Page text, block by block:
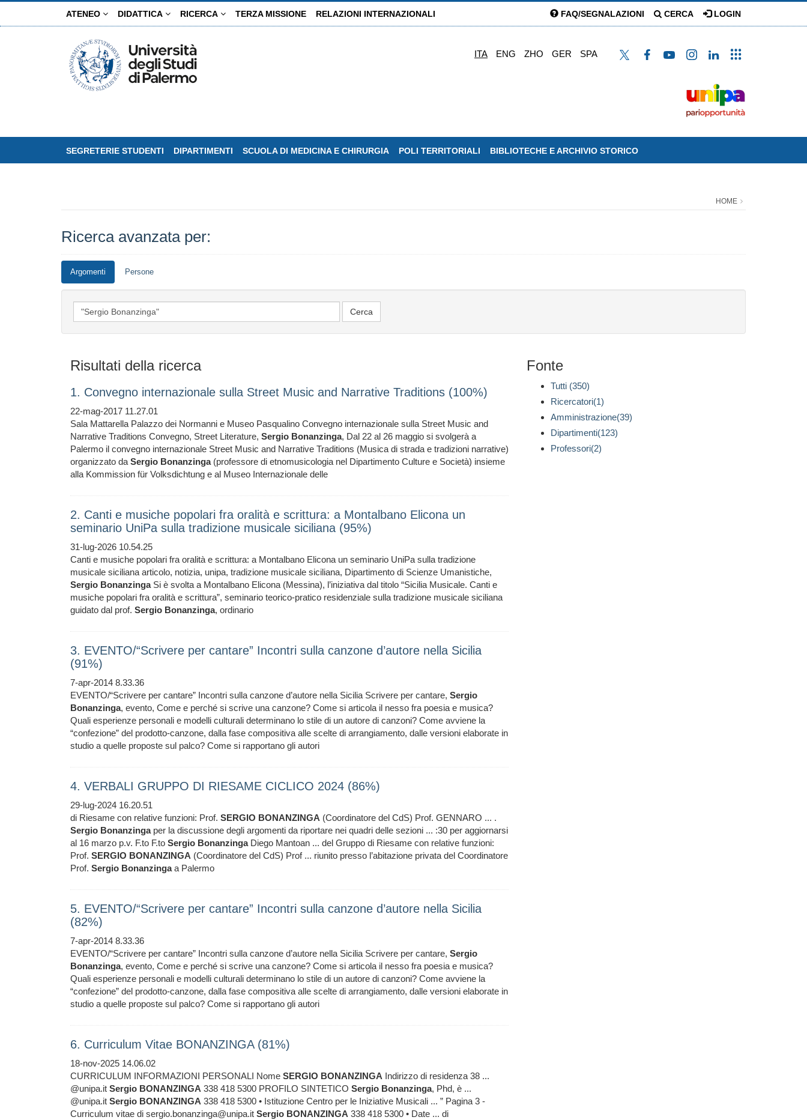
ATENEO DIDATTICA RICERCA TERZA MISSIONE RELAZIONI INTERNAZIONALI FAQ/SEGNALAZIONI CERCA LOGIN
ITA ENG ZHO GER SPA
SEGRETERIE STUDENTI DIPARTIMENTI SCUOLA DI MEDICINA E CHIRURGIA POLI TERRITORIALI BIBLIOTECHE E ARCHIVIO STORICO
HOME
Ricerca avanzata per:
Argomenti Persone
Risultati della ricerca
1. Convegno internazionale sulla Street Music and Narrative Traditions (100%)
22-mag-2017 11.27.01
Sala Mattarella Palazzo dei Normanni e Museo Pasqualino Convegno internazionale sulla Street Music and
Narrative Traditions Convegno, Street Literature, Sergio Bonanzinga, Dal 22 al 26 maggio si svolgerà a
Palermo il convegno internazionale Street Music and Narrative Traditions (Musica di strada e tradizioni narrative)
organizzato da Sergio Bonanzinga(professore di etnomusicologia nel Dipartimento Culture e Società) insieme
alla Kommission für Volksdichtung e al Museo Internazionale delle
2. Canti e musiche popolari fra oralità e scrittura: a Montalbano Elicona un
seminario UniPa sulla tradizione musicale siciliana (95%)
31-lug-2026 10.54.25
Canti e musiche popolari fra oralità e scrittura: a Montalbano Elicona un seminario UniPa sulla tradizione
musicale siciliana articolo, notizia, unipa, tradizione musicale siciliana, Dipartimento di Scienze Umanistiche,
Sergio BonanzingaSi è svolta a Montalbano Elicona (Messina), l’iniziativa dal titolo “Sicilia Musicale. Canti e
musiche popolari fra oralità e scrittura”, seminario teorico-pratico residenziale sulla tradizione musicale siciliana
guidato dal prof. Sergio Bonanzinga, ordinario
3. EVENTO/“Scrivere per cantare” Incontri sulla canzone d’autore nella Sicilia
(91%)
7-apr-2014 8.33.36
EVENTO/“Scrivere per cantare” Incontri sulla canzone d’autore nella Sicilia Scrivere per cantare, Sergio
Bonanzinga, evento, Come e perché si scrive una canzone? Come si articola il nesso fra poesia e musica?
Quali esperienze personali e modelli culturali determinano lo stile di un autore di canzoni? Come avviene la
“confezione” del prodotto-canzone, dalla fase compositiva alle scelte di arrangiamento, dalle versioni elaborate in
studio a quelle proposte sul palco? Come si rapportano gli autori
4. VERBALI GRUPPO DI RIESAME CICLICO 2024 (86%)
29-lug-2024 16.20.51
di Riesame con relative funzioni: Prof. SERGIO BONANZINGA (Coordinatore del CdS) Prof. GENNARO ... .
Sergio Bonanzingaper la discussione degli argomenti da riportare nei quadri delle sezioni ... :30 per aggiornarsi
al 16 marzo p.v. F.to F.to Sergio BonanzingaDiego Mantoan ... del Gruppo di Riesame con relative funzioni:
Prof. SERGIO BONANZINGA (Coordinatore del CdS) Prof ... riunito presso l’abitazione privata del Coordinatore
Prof. Sergio Bonanzingaa Palermo
5. EVENTO/“Scrivere per cantare” Incontri sulla canzone d’autore nella Sicilia
(82%)
7-apr-2014 8.33.36
EVENTO/“Scrivere per cantare” Incontri sulla canzone d’autore nella Sicilia Scrivere per cantare, Sergio
Bonanzinga, evento, Come e perché si scrive una canzone? Come si articola il nesso fra poesia e musica?
Quali esperienze personali e modelli culturali determinano lo stile di un autore di canzoni? Come avviene la
“confezione” del prodotto-canzone, dalla fase compositiva alle scelte di arrangiamento, dalle versioni elaborate in
studio a quelle proposte sul palco? Come si rapportano gli autori
6. Curriculum Vitae BONANZINGA (81%)
18-nov-2025 14.06.02
CURRICULUM INFORMAZIONI PERSONALI Nome SERGIO BONANZINGA Indirizzo di residenza 38 ...
@unipa.it Sergio BONANZINGA 338 418 5300 PROFILO SINTETICO Sergio Bonanzinga, Phd, è ...
@unipa.it Sergio BONANZINGA 338 418 5300 • Istituzione Centro per le Iniziative Musicali ... ” Pagina 3 -
Curriculum vitae di sergio.bonanzinga@unipa.it Sergio BONANZINGA 338 418 5300 • Date ... di
Fonte
Tutti (350)
Ricercatori(1)
Amministrazione(39)
Dipartimenti(123)
Professori(2)